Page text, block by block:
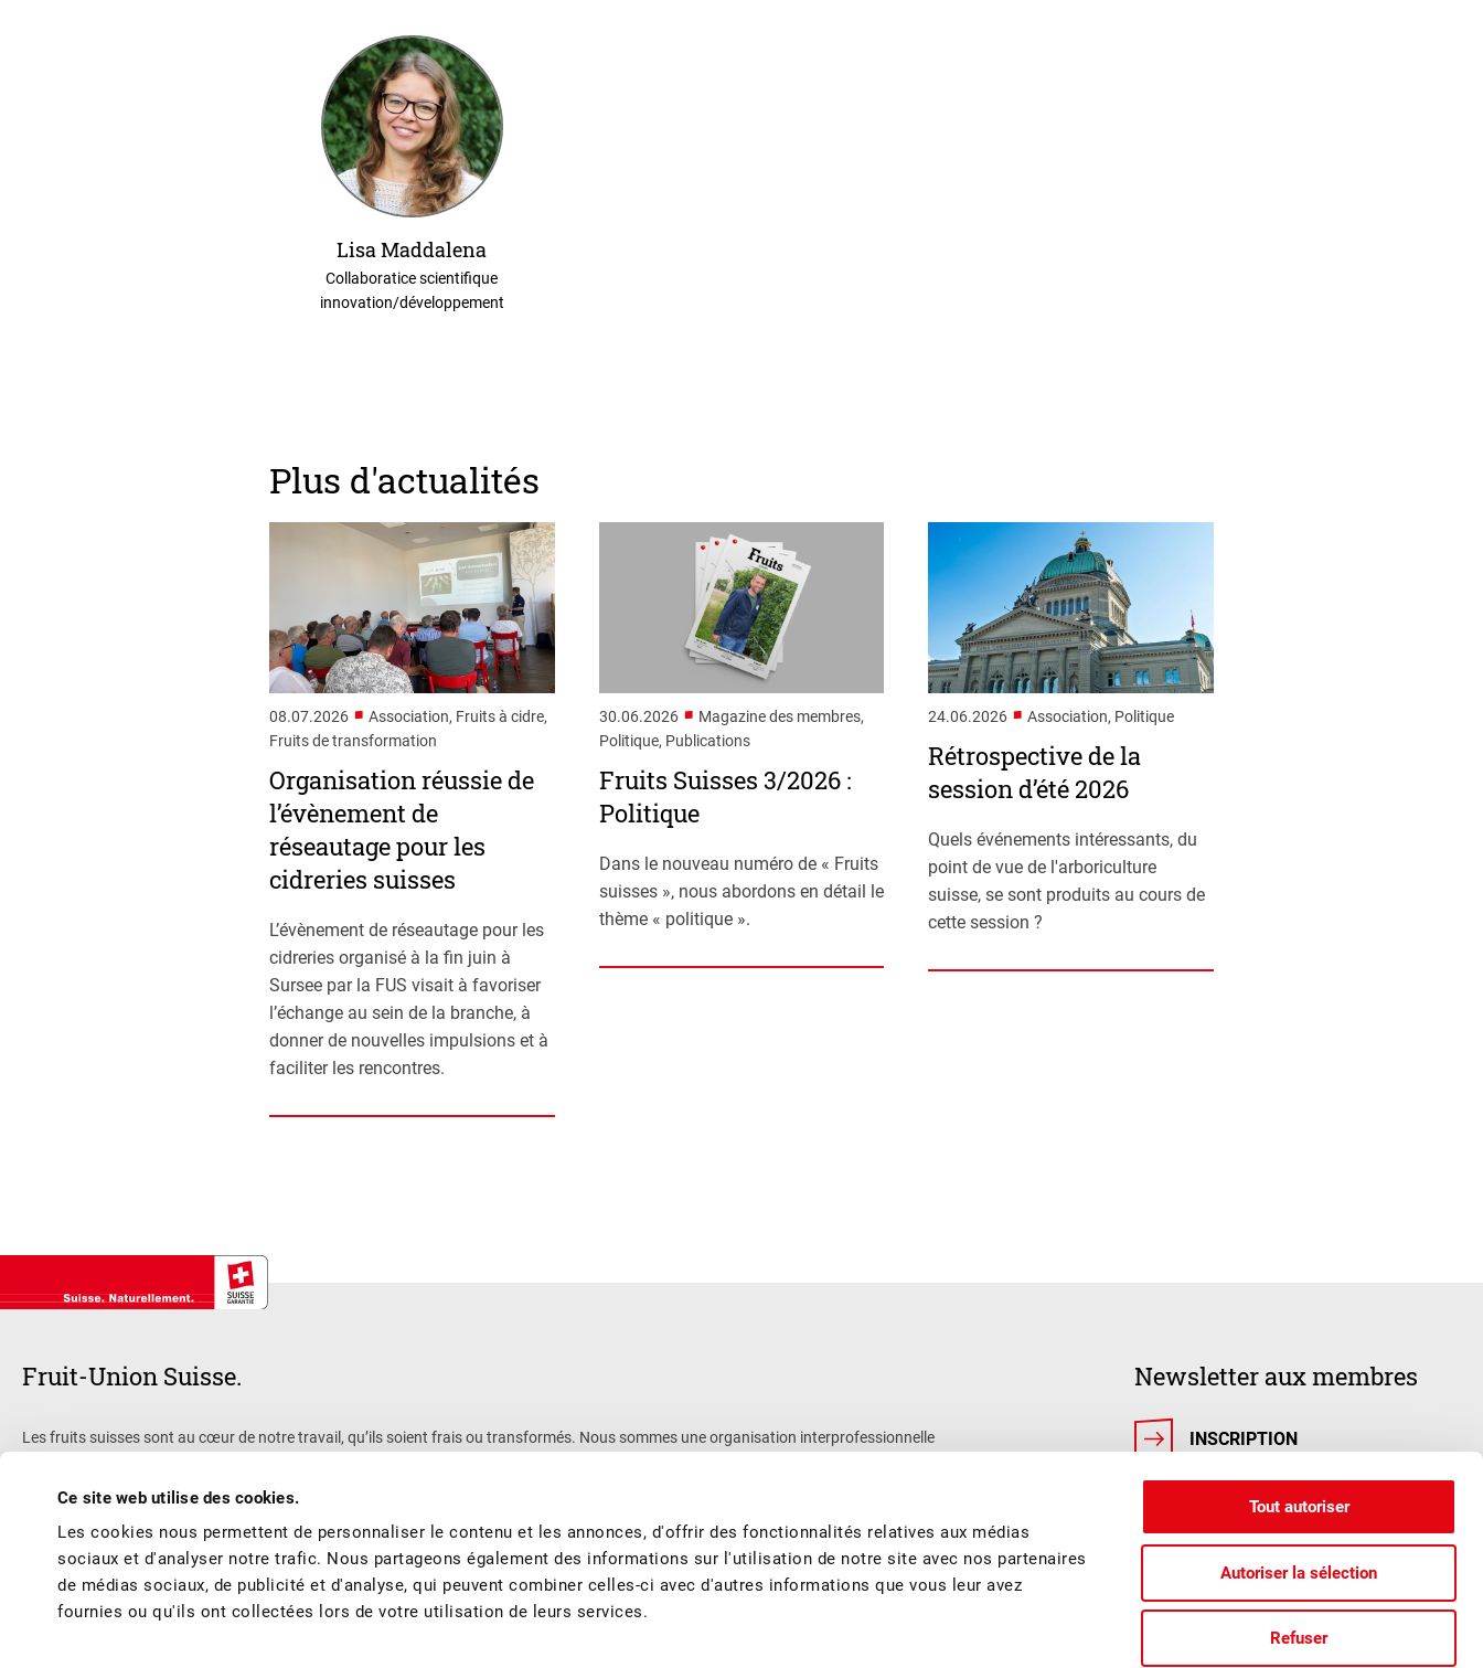
Ce site web utilise des cookies.
Les cookies nous permettent de personnaliser le contenu et les annonces, d'offrir des fonctionnalités relatives aux médias
sociaux et d'analyser notre trafic. Nous partageons également des informations sur l'utilisation de notre site avec nos partenaires
de médias sociaux, de publicité et d'analyse, qui peuvent combiner celles-ci avec d'autres informations que vous leur avez
fournies ou qu'ils ont collectées lors de votre utilisation de leurs services.
Tout autoriser
Autoriser la sélection
Refuser
Lisa Maddalena
Collaboratice scientifique
innovation/développement
Plus d'actualités
08.07.2026 ■ Association, Fruits à cidre,
Fruits de transformation
Organisation réussie de
l’évènement de
réseautage pour les
cidreries suisses
L’évènement de réseautage pour les
cidreries organisé à la fin juin à
Sursee par la FUS visait à favoriser
l’échange au sein de la branche, à
donner de nouvelles impulsions et à
faciliter les rencontres.
30.06.2026 ■ Magazine des membres,
Politique, Publications
Fruits Suisses 3/2026 :
Politique
Dans le nouveau numéro de « Fruits
suisses », nous abordons en détail le
thème « politique ».
24.06.2026 ■ Association, Politique
Rétrospective de la
session d’été 2026
Quels événements intéressants, du
point de vue de l'arboriculture
suisse, se sont produits au cours de
cette session ?
Fruit-Union Suisse.
Les fruits suisses sont au cœur de notre travail, qu’ils soient frais ou transformés. Nous sommes une organisation interprofessionnelle
continue, de la recherche et promouvons l’image des fruits suisses.
Newsletter aux membres
INSCRIPTION